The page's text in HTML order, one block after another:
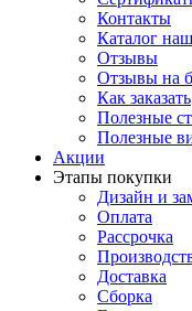
Контакты
Каталог
Отзывы
Отзывы на
Как заказать
Полезные
Полезные
Акции
Этапы покупки
Дизайн и
Оплата
Рассрочка
Доставка
Сборка